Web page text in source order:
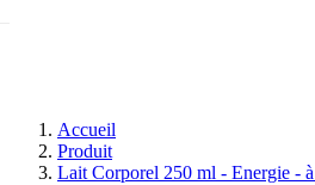
Accueil
Produit
Lait Corporel 250 ml - Energie -